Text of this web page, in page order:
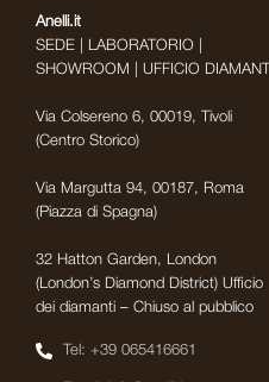
Anelli.it
SEDE | LABORATORIO |
SHOWROOM | UFFICIO DIAMANTI
Via Colsereno 6, 00019, Tivoli
(Centro Storico)
Via Margutta 94, 00187, Roma
(Piazza di Spagna)
32 Hatton Garden, London
(London’s Diamond District) Ufficio
dei diamanti – Chiuso al pubblico
Tel: +39 065416661